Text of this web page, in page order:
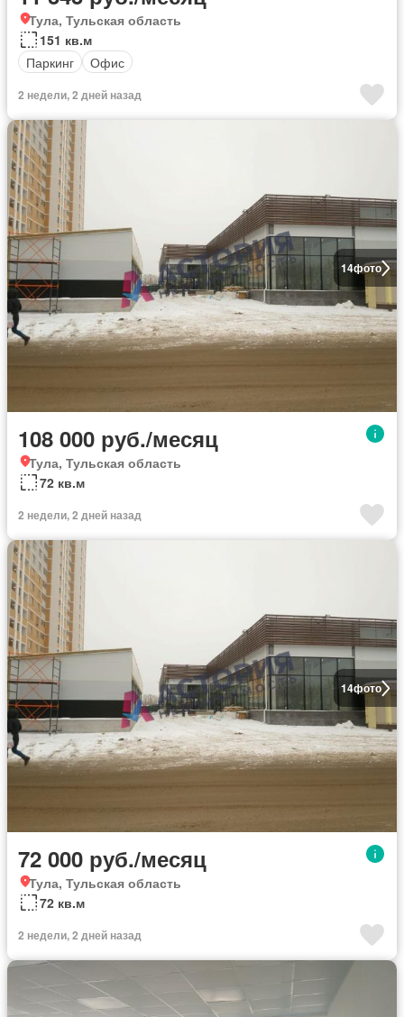
Тула, Тульская область
151 кв.м
Паркинг
Офис
2 недели, 2 дней назад
14фото
108 000 руб./месяц
Тула, Тульская область
72 кв.м
2 недели, 2 дней назад
14фото
72 000 руб./месяц
Тула, Тульская область
72 кв.м
2 недели, 2 дней назад